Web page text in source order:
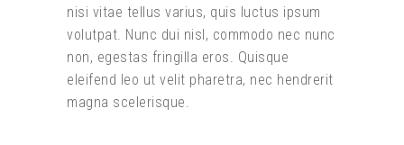
nisi vitae tellus varius, quis luctus ipsum
volutpat. Nunc dui nisl, commodo nec nunc
non, egestas fringilla eros. Quisque
eleifend leo ut velit pharetra, nec hendrerit
magna scelerisque.